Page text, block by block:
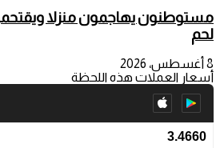
مستوطنون يهاجمون منزلا
لحم
8 أغسطس، 2026
أسعار العملات هذه اللحظة